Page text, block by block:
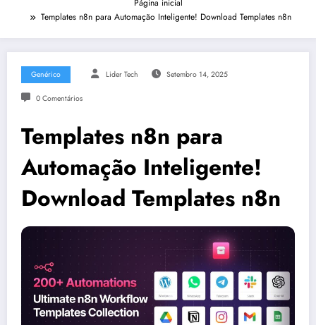
Página inicial
Templates n8n para Automação Inteligente! Download Templates n8n
Genérico Lider Tech Setembro 14, 2025
0 Comentários
Templates n8n para
Automação Inteligente!
Download Templates n8n